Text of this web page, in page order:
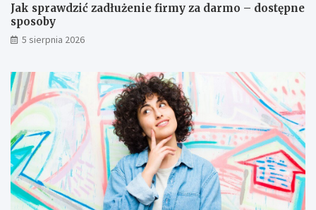
Jak sprawdzić zadłużenie firmy za darmo – dostępne
sposoby
5 sierpnia 2026